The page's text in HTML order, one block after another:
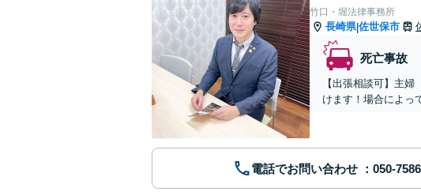
竹口・堀法律事務所
長崎県|佐世保市
死亡事故
【出張相談可】主
けます！場合によっ
電話でお問い合わせ